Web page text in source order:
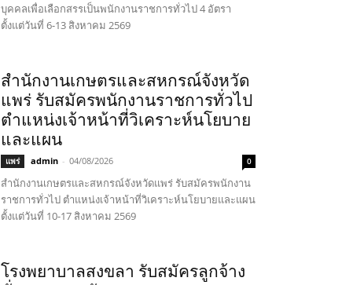
บุคคลเพื่อเลือกสรรเป็นพนักงานราชการทั่วไป 4 อัตรา
ตั้งแต่วันที่ 6-13 สิงหาคม 2569
สำนักงานเกษตรและสหกรณ์จังหวัด
แพร่ รับสมัครพนักงานราชการทั่วไป
ตำแหน่งเจ้าหน้าที่วิเคราะห์นโยบาย
และแผน
แพร่ admin - 04/08/2026 0
สำนักงานเกษตรและสหกรณ์จังหวัดแพร่ รับสมัครพนักงาน
ราชการทั่วไป ตำแหน่งเจ้าหน้าที่วิเคราะห์นโยบายและแผน
ตั้งแต่วันที่ 10-17 สิงหาคม 2569
โรงพยาบาลสงขลา รับสมัครลูกจ้าง